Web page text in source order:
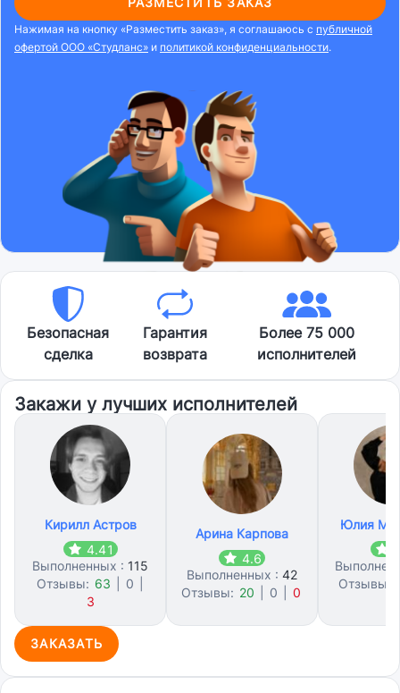
Нажимая на кнопку «Разместить заказ», я соглашаюсь с публичной
офертой ООО «Студланс» и политикой конфиденциальности.
Безопасная
сделка
Гарантия
возврата
Более 75 000
исполнителей
Закажи у лучших исполнителей
Кирилл Астров
4.41
Выполненных : 115
Отзывы: 63 0
3
Арина Карпова
4.6
Выполненных : 42
Отзывы: 20 0 0
Юлия
Отзывы:
ЗАКАЗАТЬ